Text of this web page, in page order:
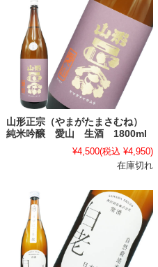
山形正宗（やまがたまさむね）
純米吟醸 愛山 生酒 1800ml
¥4,500(税込 ¥4,950)
在庫切れ